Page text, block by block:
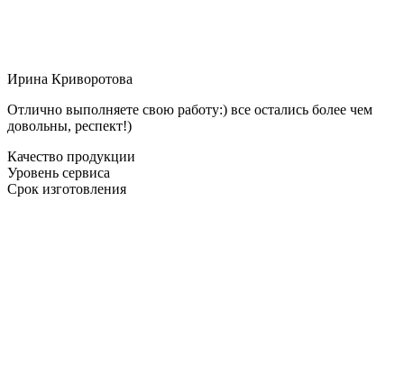
Ирина Криворотова
Отлично выполняете свою работу:) все остались более чем
довольны, респект!)
Качество продукции
Уровень сервиса
Срок изготовления